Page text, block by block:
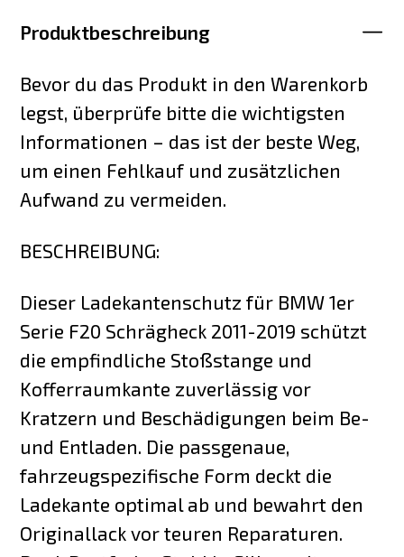
Produktbeschreibung
Bevor du das Produkt in den Warenkorb
legst, überprüfe bitte die wichtigsten
Informationen – das ist der beste Weg,
um einen Fehlkauf und zusätzlichen
Aufwand zu vermeiden.
BESCHREIBUNG:
Dieser Ladekantenschutz für BMW 1er
Serie F20 Schrägheck 2011-2019 schützt
die empfindliche Stoßstange und
Kofferraumkante zuverlässig vor
Kratzern und Beschädigungen beim Be-
und Entladen. Die passgenaue,
fahrzeugspezifische Form deckt die
Ladekante optimal ab und bewahrt den
Originallack vor teuren Reparaturen.